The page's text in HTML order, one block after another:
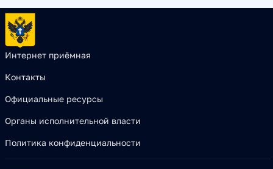
Интернет приёмная
Контакты
Официальные ресурсы
Органы исполнительной власти
Политика конфиденциальности